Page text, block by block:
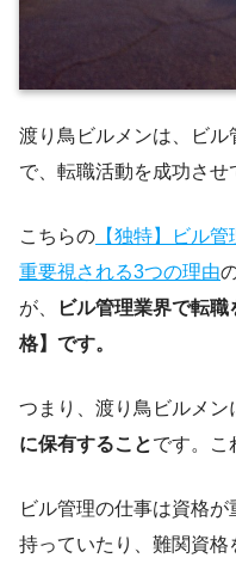
渡り鳥ビルメンは、ビ
で、転職活動を成功させ
こちらの 【独特】ビル
重要視される3つの理由
が、
ビル管理業界で転
格】です。
つまり、渡り鳥ビルメン
に保有することです。こ
ビル管理の仕事は資格
持っていたり、難関資